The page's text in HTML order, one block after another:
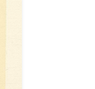
linolueum.
1966 alla I
dal